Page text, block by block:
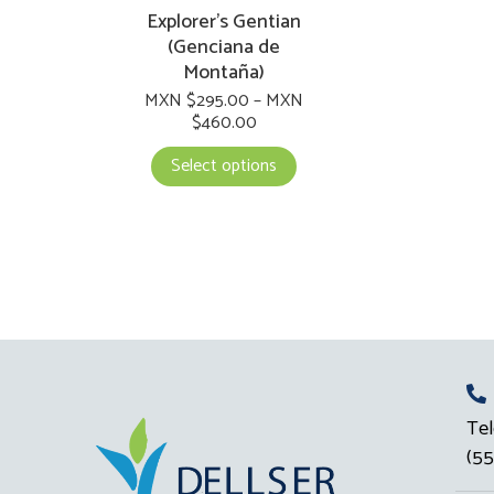
Explorer’s Gentian
(Genciana de
Montaña)
MXN $295.00–MXN
$460.00
Select options
on
the
product
page